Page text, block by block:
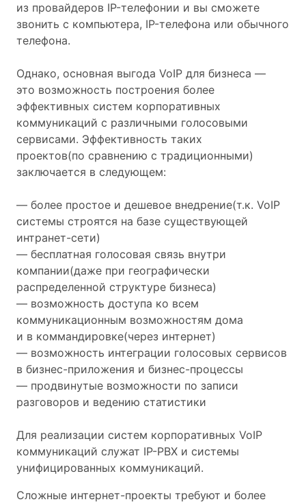
из провайдеров IP-телефонии и вы сможете
звонить с компьютера, IP-телефона или обычного
телефона.
Однако, основная выгода VoIP для бизнеса —
это возможность построения более
эффективных систем корпоративных
коммуникаций с различными голосовыми
сервисами. Эффективность таких
проектов(по сравнению с традиционными)
заключается в следующем:
— более простое и дешевое внедрение(т.к. VoIP
системы строятся на базе существующей
интранет-сети)
— бесплатная голосовая связь внутри
компании(даже при географически
распределенной структуре бизнеса)
— возможность доступа ко всем
коммуникационным возможностям дома
и в коммандировке(через интернет)
— возможность интеграции голосовых сервисов
в бизнес-приложения и бизнес-процессы
— продвинутые возможности по записи
разговоров и ведению статистики
Для реализации систем корпоративных VoIP
коммуникаций служат IP-PBX и системы
унифицированных коммуникаций.
Сложные интернет-проекты требуют и более